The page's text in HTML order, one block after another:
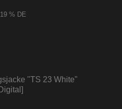
% DE
"TS 23 White"